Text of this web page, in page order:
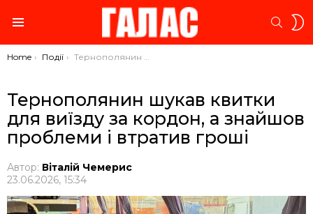
You are here:
Home Події Тернополянин шукав квитки для виїзду за кордон, а знайшов проблеми і втратив гроші
Тернополянин шукав квитки
для виїзду за кордон, а знайшов
проблеми і втратив гроші
Автор: Віталій Чемерис
23.06.2026, 15:34